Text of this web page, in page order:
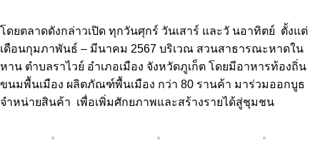
โดยตลาดดังกล่าวเปิด ทุกวันศุกร์ วันเสาร์ และวั นอาทิตย์ ตั้งแต่
เดือนกุมภาพันธ์ – มีนาคม 2567 บริเวณ สวนสาธารณะหาดใน
หาน ตำบลราไวย์ อำเภอเมือง จังหวัดภูเก็ต โดยมีอาหารท้องถิ่น
ขนมพื้นเมือง ผลิตภัณฑ์พื้นเมือง กว่า 80 รานค้า มาร่วมออกบูธ
จำหน่ายสินค้า เพื่อเพิ่มศักยภาพและสร้างรายได้สู่ชุมชน